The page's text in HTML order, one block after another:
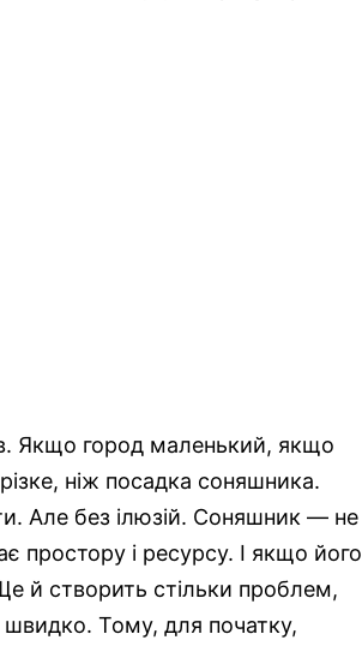
Якщо город маленький, якщо
ніж посадка соняшника.
Але без ілюзій. Соняшник — не
простору і ресурсу. І якщо його
й створить стільки проблем,
Тому, для початку,